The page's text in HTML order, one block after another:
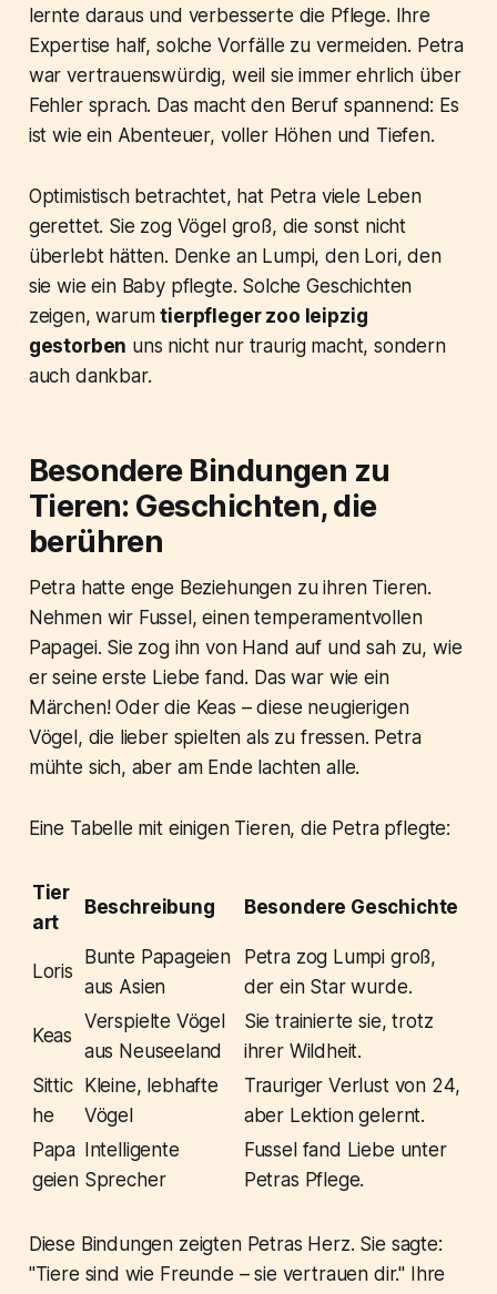
lernte daraus und verbesserte die Pflege. Ihre
Expertise half, solche Vorfälle zu vermeiden. Petra
war vertrauenswürdig, weil sie immer ehrlich über
Fehler sprach. Das macht den Beruf spannend: Es
ist wie ein Abenteuer, voller Höhen und Tiefen.
Optimistisch betrachtet, hat Petra viele Leben
gerettet. Sie zog Vögel groß, die sonst nicht
überlebt hätten. Denke an Lumpi, den Lori, den
sie wie ein Baby pflegte. Solche Geschichten
zeigen, warumtierpfleger zoo leipzig
gestorben uns nicht nur traurig macht, sondern
auch dankbar.
Besondere Bindungen zu
Tieren: Geschichten, die
berühren
Petra hatte enge Beziehungen zu ihren Tieren.
Nehmen wir Fussel, einen temperamentvollen
Papagei. Sie zog ihn von Hand auf und sah zu, wie
er seine erste Liebe fand. Das war wie ein
Märchen! Oder die Keas – diese neugierigen
Vögel, die lieber spielten als zu fressen. Petra
mühte sich, aber am Ende lachten alle.
Eine Tabelle mit einigen Tieren, die Petra pflegte:
Tier
art
Beschreibung Besondere Geschichte
Loris
Bunte Papageien
aus Asien
Petra zog Lumpi groß,
der ein Star wurde.
Keas
Verspielte Vögel
aus Neuseeland
Sie trainierte sie, trotz
ihrer Wildheit.
Sittic
he
Kleine, lebhafte
Vögel
Trauriger Verlust von 24,
aber Lektion gelernt.
Papa
geien
Intelligente
Sprecher
Fussel fand Liebe unter
Petras Pflege.
Diese Bindungen zeigten Petras Herz. Sie sagte:
"Tiere sind wie Freunde – sie vertrauen dir." Ihre